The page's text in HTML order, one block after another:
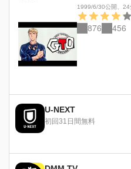
1999/6/30公開 24
876 456
U-NEXT
初回31日間無料